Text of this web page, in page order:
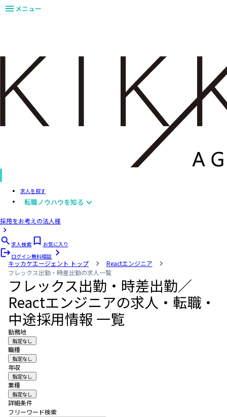
メニュー
求人を探す
転職ノウハウを知る
採用をお考えの法人様
求人検索
お気に入り
ログイン無料相談
キッカケエージェント トップ
Reactエンジニア
フレックス出勤・時差出勤の求人一覧
フレックス出勤・時差出勤／
Reactエンジニアの求人・転職・
中途採用情報 一覧
勤務地
指定なし
職種
指定なし
年収
指定なし
業種
指定なし
詳細条件
フリーワード検索